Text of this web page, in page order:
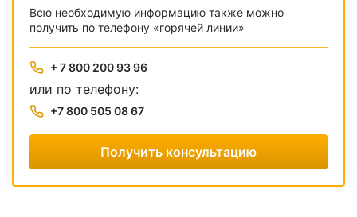
Всю необходимую информацию также можно
получить по телефону «горячей линии»
+ 7 800 200 93 96
или по телефону:
+7 800 505 08 67
Получить консультацию